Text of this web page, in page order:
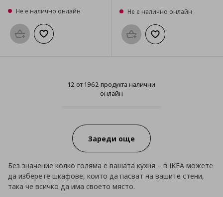
Не е налично онлайн
Προσθήκη στο καλάθι
Добави към списъка с любими
Не е налично онлайн
Προσθήκη στο καλάθι
Добави към
12 от 1962 продукта налични
онлайн
Зареди още
Без значение колко голяма е вашата кухня – в IKEA можете
да изберете шкафове, които да пасват на вашите стени,
така че всичко да има своето място.